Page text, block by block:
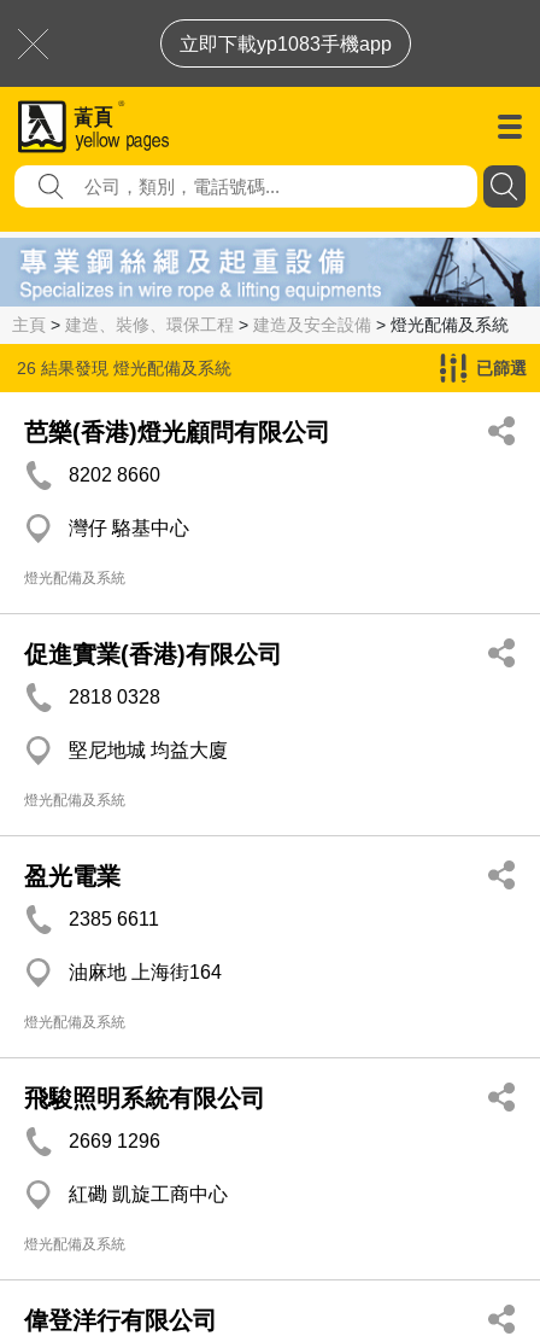
立即下載yp1083手機app
主頁 > 建造、裝修、環保工程 > 建造及安全設備 > 燈光配備及系統
26 結果發現 燈光配備及系統 已篩選
芭樂(香港)燈光顧問有限公司
8202 8660
灣仔 駱基中心
燈光配備及系統
促進實業(香港)有限公司
2818 0328
堅尼地城 均益大廈
燈光配備及系統
盈光電業
2385 6611
油麻地 上海街164
燈光配備及系統
飛駿照明系統有限公司
2669 1296
紅磡 凱旋工商中心
燈光配備及系統
偉登洋行有限公司